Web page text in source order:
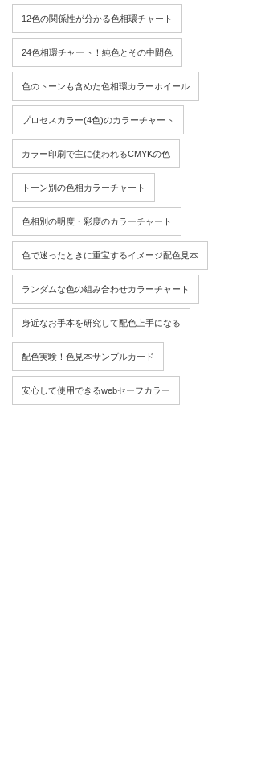
12色の関係性が分かる色相環チャート
24色相環チャート！純色とその中間色
色のトーンも含めた色相環カラーホイール
プロセスカラー(4色)のカラーチャート
カラー印刷で主に使われるCMYKの色
トーン別の色相カラーチャート
色相別の明度・彩度のカラーチャート
色で迷ったときに重宝するイメージ配色見本
ランダムな色の組み合わせカラーチャート
身近なお手本を研究して配色上手になる
配色実験！色見本サンプルカード
安心して使用できるwebセーフカラー